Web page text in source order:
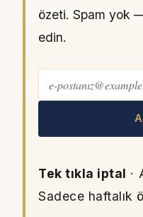
özeti. Spam yok
edin.
Tek tıkla iptal ·
Sadece haftalık